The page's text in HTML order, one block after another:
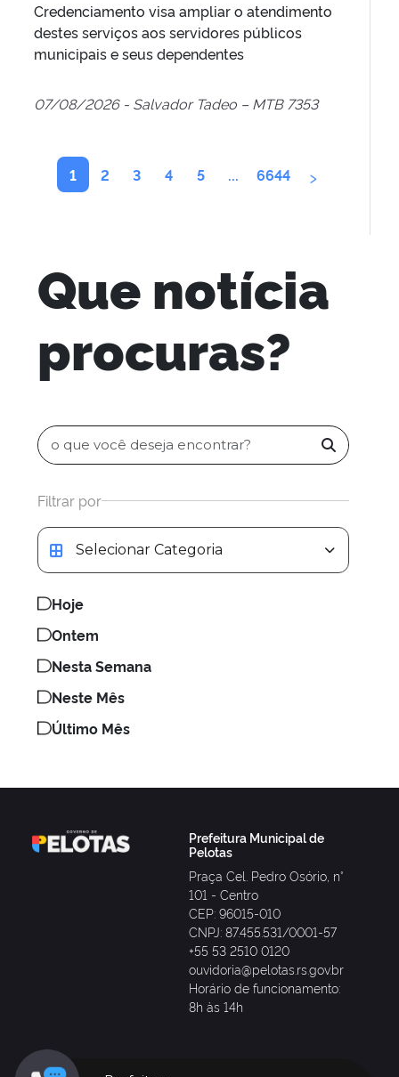
Credenciamento visa ampliar o atendimento
destes serviços aos servidores públicos
municipais e seus dependentes
07/08/2026 - Salvador Tadeo – MTB 7353
1 2 3 4 5 ... 6644 ›
Que notícia
procuras?
Filtrar por
Categoria da notícia
Hoje
Ontem
Nesta Semana
Neste Mês
Último Mês
Prefeitura Municipal de
Pelotas
Praça Cel. Pedro Osório, n°
101 - Centro
CEP: 96015-010
CNPJ: 87.455.531/0001-57
+55 53 2510 0120
ouvidoria@pelotas.rs.gov.br
Horário de funcionamento:
8h às 14h